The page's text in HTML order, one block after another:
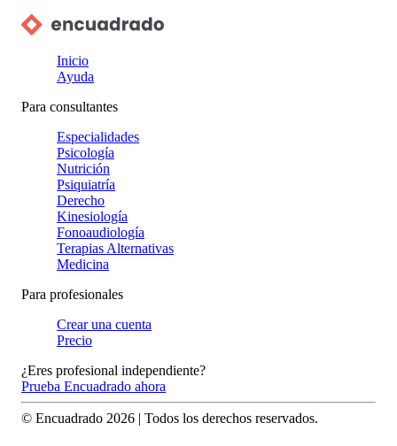
Inicio
Ayuda
Para consultantes
Especialidades
Psicología
Nutrición
Psiquiatría
Derecho
Kinesiología
Fonoaudiología
Terapias Alternativas
Medicina
Para profesionales
Crear una cuenta
Precio
¿Eres profesional independiente?
Prueba Encuadrado ahora
© Encuadrado 2026 | Todos los derechos reservados.